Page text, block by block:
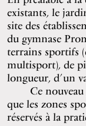
existants, le
site des
du gymnase
terrains sportifs
multisport), de
longueur, d’un
Ce
que les zones
réservés à la